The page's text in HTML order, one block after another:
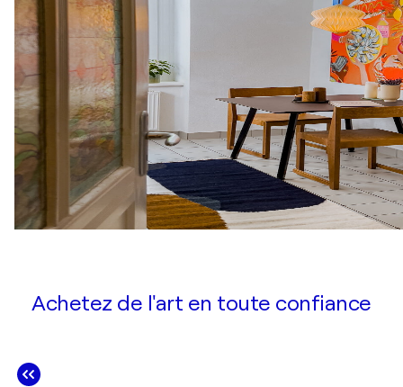
Achetez de l'art en toute confiance